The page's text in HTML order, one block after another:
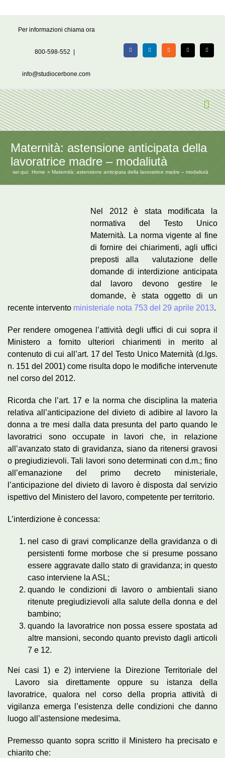
Per informazioni chiama ora
800-598-552
info@studiocerbone.com
FacebookLinkedIn Rss X Email
Maternità: astensione anticipata della
lavoratrice madre – modaliutà
sei qui: Home Maternità: astensione anticipata della lavoratrice madre – modaliutà
Nel 2012 è stata modificata la
normativa del Testo Unico
Maternità. La norma vigente al fine
di fornire dei chiarimenti, agli uffici
preposti alla valutazione delle
domande di interdizione anticipata
dal lavoro devono gestire le
domande, è stata oggetto di un
recente intervento ministeriale nota 753 del 29 aprile 2013.
Per rendere omogenea l’attività degli uffici di cui sopra il
Ministero a fornito ulteriori chiarimenti in merito al
contenuto di cui all’art. 17 del Testo Unico Maternità (d.lgs.
n. 151 del 2001) come risulta dopo le modifiche intervenute
nel corso del 2012.
Ricorda che l’art. 17 e la norma che disciplina la materia
relativa all’anticipazione del divieto di adibire al lavoro la
donna a tre mesi dalla data presunta del parto quando le
lavoratrici sono occupate in lavori che, in relazione
all’avanzato stato di gravidanza, siano da ritenersi gravosi
o pregiudizievoli. Tali lavori sono determinati con d.m.; fino
all’emanazione del primo decreto ministeriale,
l’anticipazione del divieto di lavoro è disposta dal servizio
ispettivo del Ministero del lavoro, competente per territorio.
L’interdizione è concessa:
nel caso di gravi complicanze della gravidanza o di
persistenti forme morbose che si presume possano
essere aggravate dallo stato di gravidanza; in questo
caso interviene la ASL;
quando le condizioni di lavoro o ambientali siano
ritenute pregiudizievoli alla salute della donna e del
bambino;
quando la lavoratrice non possa essere spostata ad
altre mansioni, secondo quanto previsto dagli articoli
7 e 12.
Nei casi 1) e 2) interviene la Direzione Territoriale del
Lavoro sia direttamente oppure su istanza della
lavoratrice, qualora nel corso della propria attività di
vigilanza emerga l’esistenza delle condizioni che danno
luogo all’astensione medesima.
Premesso quanto sopra scritto il Ministero ha precisato e
chiarito che: